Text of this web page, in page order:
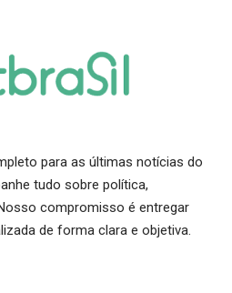
para as últimas notícias do
tudo sobre política,
compromisso é entregar
de forma clara e objetiva.